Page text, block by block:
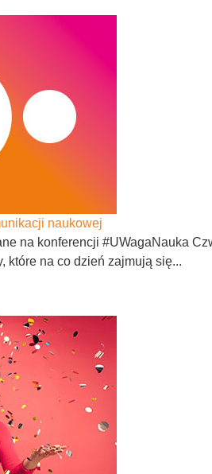
naukowej
na konferencji #UWagaNauka
które na co dzień zajmują się...